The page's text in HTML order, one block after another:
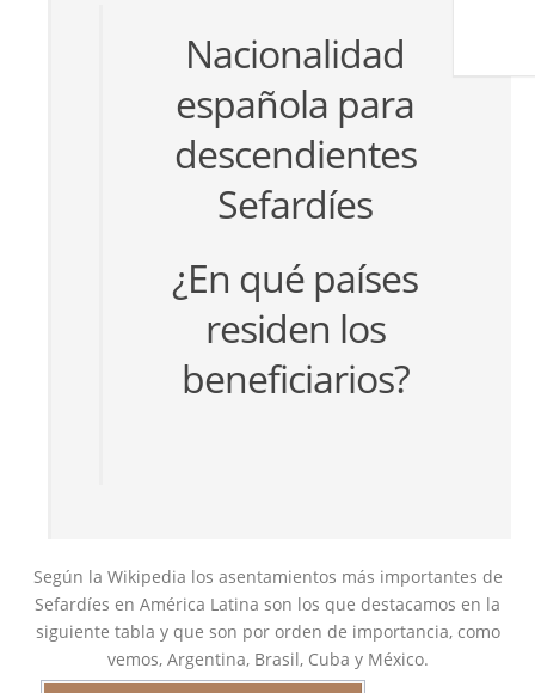
Nacionalidad
española para
descendientes
Sefardíes
¿En qué países
residen los
beneficiarios?
Según la Wikipedia los asentamientos más importantes de
Sefardíes en América Latina son los que destacamos en la
siguiente tabla y que son por orden de importancia, como
vemos, Argentina, Brasil, Cuba y México.